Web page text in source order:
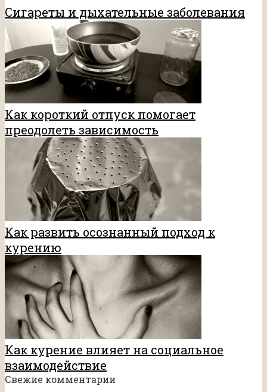
Сигареты и дыхательные заболевания
Как короткий отпуск помогает
преодолеть зависимость
Как развить осознанный подход к
курению
Как курение влияет на социальное
взаимодействие
Свежие комментарии